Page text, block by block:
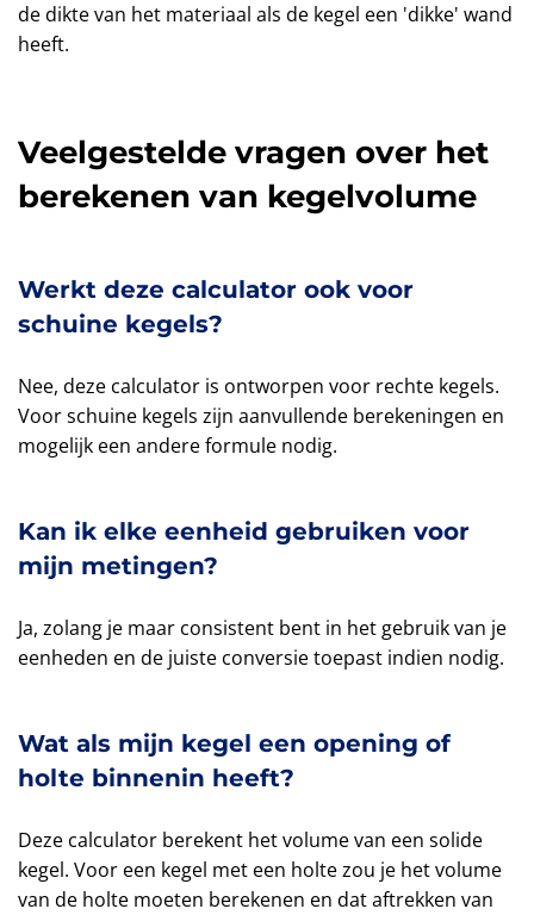
de dikte van het materiaal als de kegel een 'dikke' wand
heeft.
Veelgestelde vragen over het
berekenen van kegelvolume
Werkt deze calculator ook voor
schuine kegels?
Nee, deze calculator is ontworpen voor rechte kegels.
Voor schuine kegels zijn aanvullende berekeningen en
mogelijk een andere formule nodig.
Kan ik elke eenheid gebruiken voor
mijn metingen?
Ja, zolang je maar consistent bent in het gebruik van je
eenheden en de juiste conversie toepast indien nodig.
Wat als mijn kegel een opening of
holte binnenin heeft?
Deze calculator berekent het volume van een solide
kegel. Voor een kegel met een holte zou je het volume
van de holte moeten berekenen en dat aftrekken van